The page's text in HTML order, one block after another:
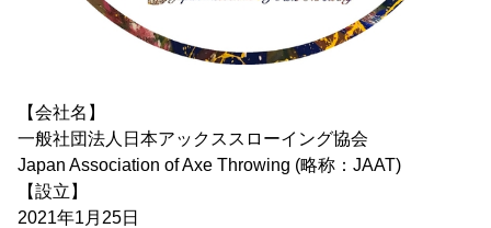
【会社名】
一般社団法人日本アックススローイング協会
Japan Association of Axe Throwing (略称：JAAT)
【設立】
2021年1月25日